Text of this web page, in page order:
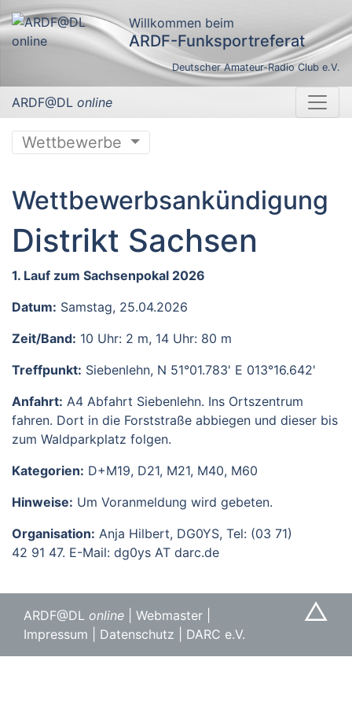
Willkommen beim
ARDF-Funksportreferat
Deutscher Amateur-Radio Club e.V.
ARDF@DL online
Wettbewerbe
Wettbewerbsankündigung
Distrikt Sachsen
1. Lauf zum Sachsenpokal 2026
Datum: Samstag, 25.04.2026
Zeit/Band: 10 Uhr: 2 m, 14 Uhr: 80 m
Treffpunkt: Siebenlehn, N 51°01.783' E 013°16.642'
Anfahrt: A4 Abfahrt Siebenlehn. Ins Ortszentrum
fahren. Dort in die Forststraße abbiegen und dieser bis
zum Waldparkplatz folgen.
Kategorien: D+M19, D21, M21, M40, M60
Hinweise: Um Voranmeldung wird gebeten.
Organisation: Anja Hilbert, DG0YS, Tel: (03 71)
42 91 47. E-Mail: dg0ys AT darc.de
△
ARDF@DL online Webmaster
Impressum
Datenschutz DARC e.V.